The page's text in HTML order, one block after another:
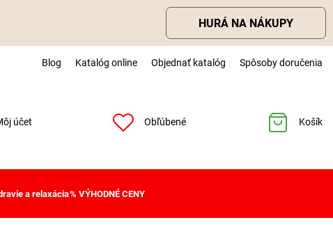
HURÁ NA NÁKUPY
Blog Katalóg online Objednať katalóg Spôsoby doručenia
účet Obľúbené Košík
a relaxácia% VÝHODNÉ CENY